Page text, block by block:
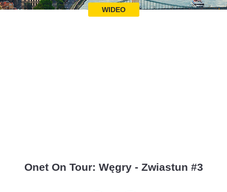
WIDEO
Onet On Tour: Węgry - Zwiastun #3